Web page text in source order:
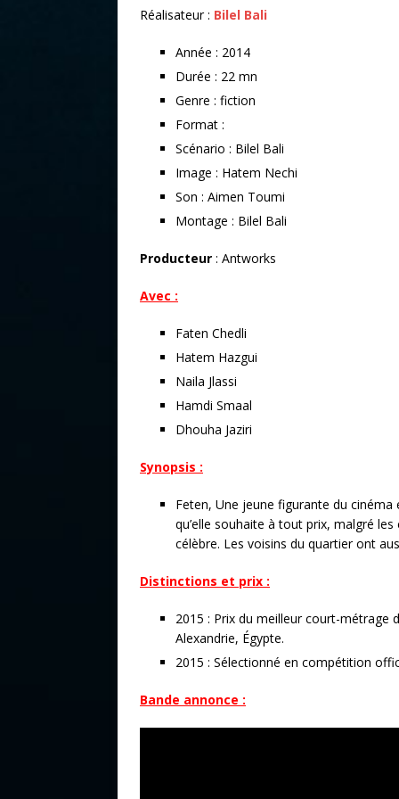
Réalisateur : Bilel Bali
Année : 2014
Durée : 22 mn
Genre : fiction
Format :
Scénario : Bilel Bali
Image : Hatem Nechi
Son : Aimen Toumi
Montage : Bilel Bali
Producteur : Antworks
Avec :
Faten Chedli
Hatem Hazgui
Naila Jlassi
Hamdi Smaal
Dhouha Jaziri
Synopsis :
Feten, Une jeune figurante du
qu’elle souhaite à tout prix, malgré
célèbre. Les voisins du quartier ont
Distinctions et prix :
2015 : Prix du meilleur court-métrage
Alexandrie, Égypte.
2015 : Sélectionné en compétition
Bande annonce :